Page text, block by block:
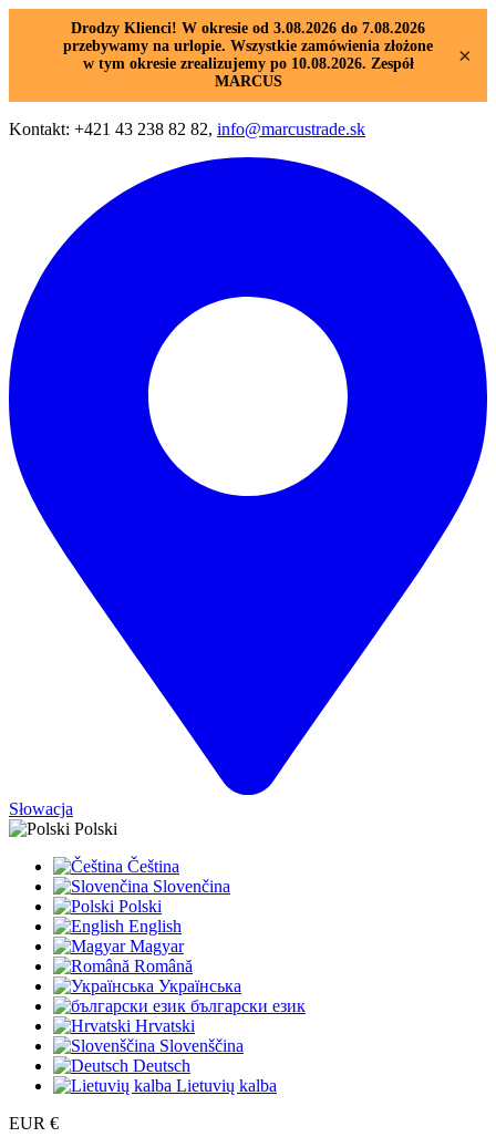
Drodzy Klienci! W okresie od 3.08.2026 do 7.08.2026
przebywamy na urlopie. Wszystkie zamówienia złożone
w tym okresie zrealizujemy po 10.08.2026. Zespół
MARCUS
×
Kontakt: +421 43 238 82 82, info@marcustrade.sk
Słowacja
Polski
Čeština
Slovenčina
Polski
English
Magyar
Română
Українська
български език
Hrvatski
Slovenščina
Deutsch
Lietuvių kalba
EUR €